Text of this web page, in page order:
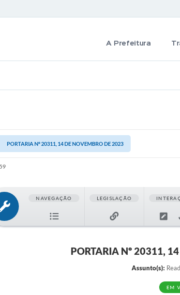
A Prefeitura
PORTARIA Nº 20311, 14 DE NOVEMBRO DE 2023
NAVEGAÇÃO LEGISLAÇÃO
PORTARIA Nº 20311,
Assunto(s):
EM